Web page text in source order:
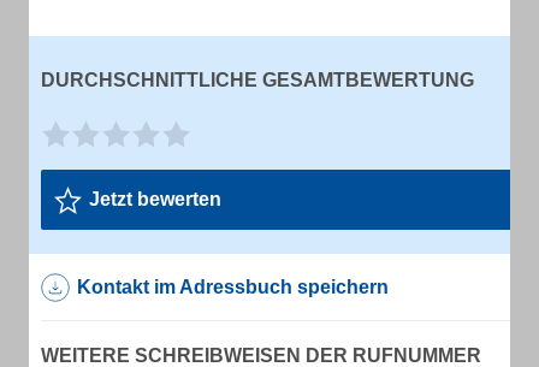
DURCHSCHNITTLICHE GESAMTBEWERTUNG
Jetzt bewerten
Kontakt im Adressbuch speichern
WEITERE SCHREIBWEISEN DER RUFNUMMER